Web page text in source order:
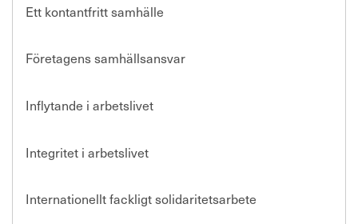
Ett kontantfritt samhälle
Företagens samhällsansvar
Inflytande i arbetslivet
Integritet i arbetslivet
Internationellt fackligt solidaritetsarbete